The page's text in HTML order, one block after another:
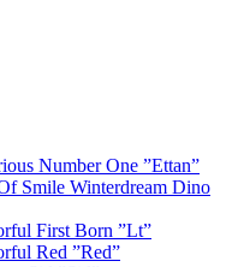
Number One ”Ettan”
Smile Winterdream Dino
First Born ”Lt”
Red ”Red”